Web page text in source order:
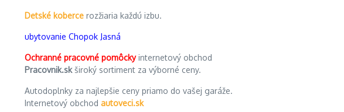
Detské koberce rozžiaria každú izbu.
ubytovanie Chopok Jasná
Ochranné pracovné pomôckyinternetový obchod
Pracovnik.skširoký sortiment za výborné ceny.
Autodoplnky za najlepšie ceny priamo do vašej garáže.
Internetový obchod autoveci.sk